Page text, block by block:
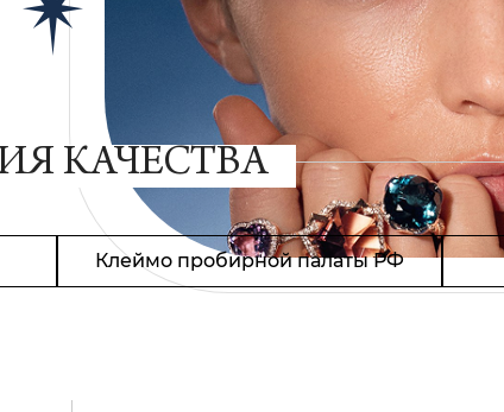
КАЧЕСТВА
Клеймо пробирной палаты РФ